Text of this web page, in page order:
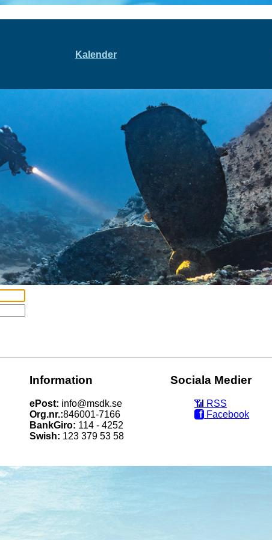
Kalender
Information
ePost: info@msdk.se
Org.nr.:846001-7166
BankGiro: 114 - 4252
Swish: 123 379 53 58
Sociala Medier
📶‭ RSS
f Facebook